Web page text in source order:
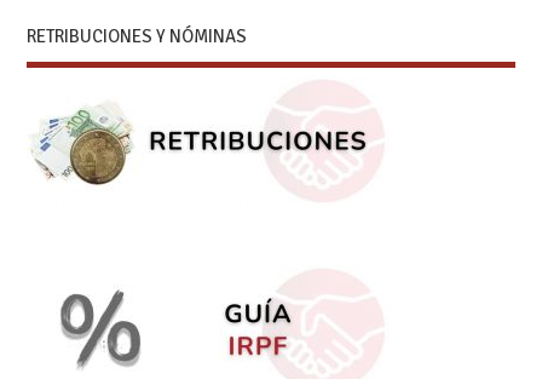
RETRIBUCIONES Y NÓMINAS